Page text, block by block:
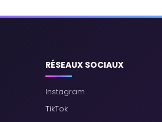
RÉSEAUX SOCIAUX
Instagram
TikTok